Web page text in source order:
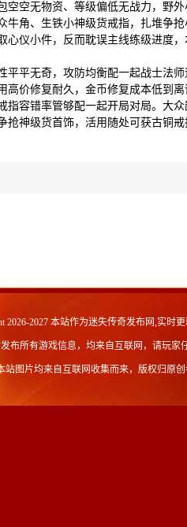
空空无物资、等级偏低无战力，野
牛角、生铁小神级货戒指，扎堆争
心仪小件，反而耽误主线练级进度
平平无奇，攻防均衡配一起战士法
高价修复耐久，金币修复成本低到
指容错率管够配一起开局对局。大
抢神级货首饰，活用随处可获古铜
2026-2027 本站作为迷失传奇发布网,实时
布所有游戏信息，均来自互联网，请玩
站图片均来自互联网收集而来，版权归原